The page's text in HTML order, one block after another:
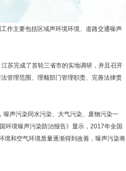
主要包括区域声环境环境、道路交通噪声
苏完成了首轮三省市的实地调研，并且召开
管理范围、理顺部门管理职责、完善法律责
声污染同水污染、大气污染、废物污染一
环境噪声污染防治报告》显示，2017年全国
境和空气环境质量逐渐得到改善，噪声污染将